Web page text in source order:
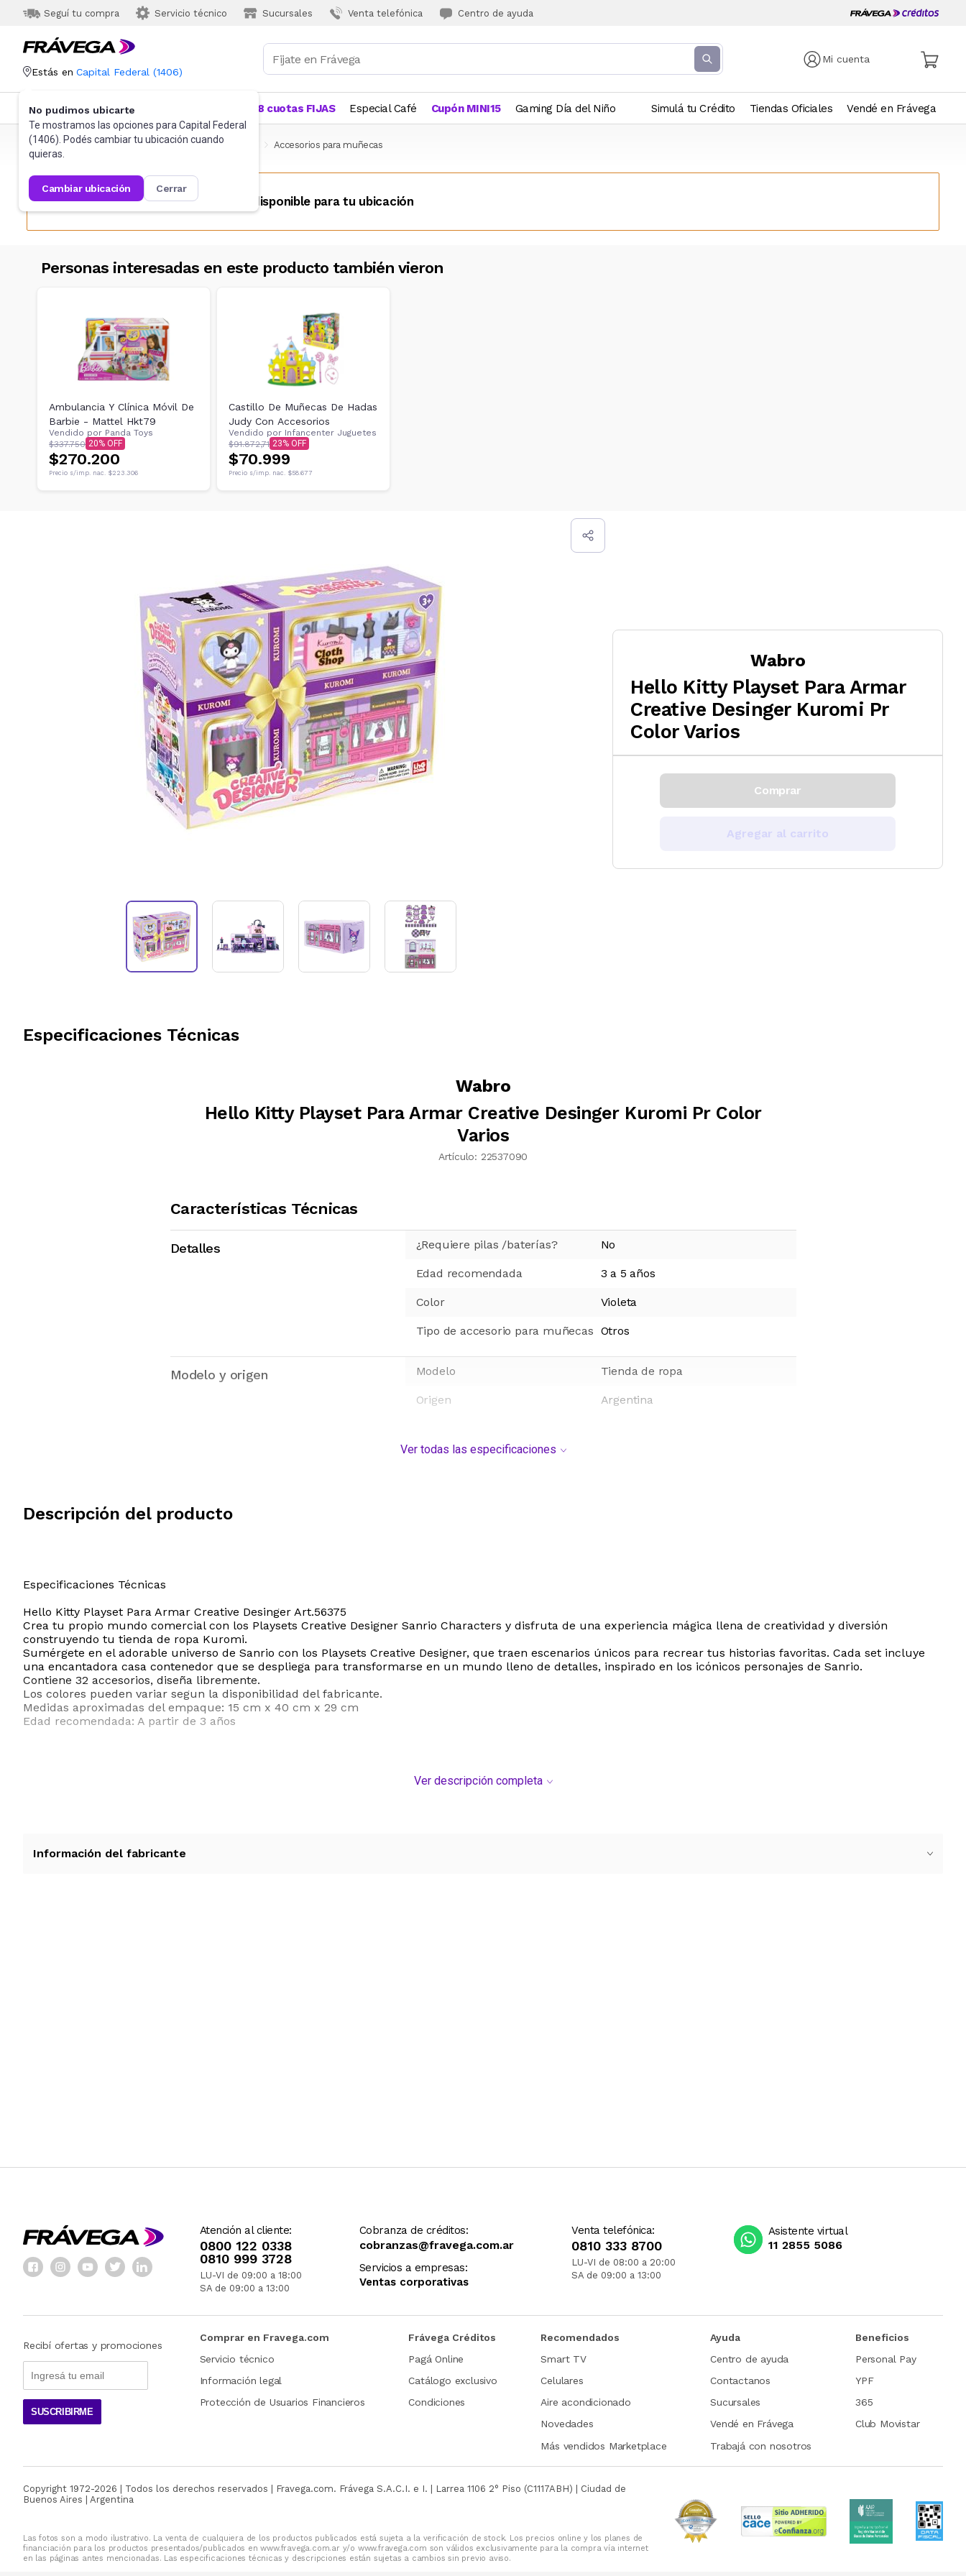
Seguí tu compra Servicio técnico Sucursales Venta telefónica Centro de ayuda
Mi cuenta
Estás en Capital Federal (1406)
No pudimos ubicarte
Te mostramos las opciones para Capital Federal
(1406). Podés cambiar tu ubicación cuando
quieras.
cambiar ubicación cerrar
Categorías Más Vendidos 18 cuotas FIJAS Especial Café Cupón MINI15 Gaming Día del Niño Simulá tu Crédito Tiendas Oficiales Vendé en Frávega
Frávega Juguetes y Juegos Muñecas y Accesorios Accesorios para muñecas
Este producto no se encuentra disponible para tu ubicación
Personas interesadas en este producto también vieron
Ambulancia Y Clínica Móvil De
Barbie - Mattel Hkt79
Vendido por Panda Toys
$337.750 20
$270.200
Precio s/imp. nac. $223.306
Castillo De Muñecas De Hadas
Judy Con Accesorios
Vendido por Infancenter Juguetes
$91.872,71 23
$70.999
Precio s/imp. nac. $58.677
Wabro
Hello Kitty Playset Para Armar
Creative Desinger Kuromi Pr
Color Varios
Comprar
Agregar al carrito
Especificaciones Técnicas
Wabro
Hello Kitty Playset Para Armar Creative Desinger Kuromi Pr Color
Varios
Artículo: 22537090
Características Técnicas
Detalles ¿Requiere pilas /baterías? No
Edad recomendada 3 a 5 años
Color Violeta
Tipo de accesorio para muñecas Otros
Modelo y origen Modelo Tienda de ropa
Origen Argentina
Ver todas las especificaciones
Descripción del producto
Especificaciones Técnicas
Hello Kitty Playset Para Armar Creative Desinger Art.56375
Crea tu propio mundo comercial con los Playsets Creative Designer Sanrio Characters y disfruta de una experiencia mágica llena de creatividad y diversión
construyendo tu tienda de ropa Kuromi.
Sumérgete en el adorable universo de Sanrio con los Playsets Creative Designer, que traen escenarios únicos para recrear tus historias favoritas. Cada set incluye
una encantadora casa contenedor que se despliega para transformarse en un mundo lleno de detalles, inspirado en los icónicos personajes de Sanrio.
Contiene 32 accesorios, diseña libremente.
Los colores pueden variar segun la disponibilidad del fabricante.
Medidas aproximadas del empaque: 15 cm x 40 cm x 29 cm
Edad recomendada: A partir de 3 años
Ver descripción completa
Información del fabricante
Atención al cliente:
0800 122 0338
0810 999 3728
LU-VI de 09:00 a 18:00
SA de 09:00 a 13:00
Cobranza de créditos:
cobranzas@fravega.com.ar
Servicios a empresas:
Ventas corporativas
Venta telefónica:
0810 333 8700
LU-VI de 08:00 a 20:00
SA de 09:00 a 13:00
Asistente virtual
11 2855 5086
Recibí ofertas y promociones
SUSCRIBIRME
Comprar en Fravega.com
Servicio técnico
Información legal
Protección de Usuarios Financieros
Frávega Créditos
Pagá Online
Catálogo exclusivo
Condiciones
Recomendados
Smart TV
Celulares
Aire acondicionado
Novedades
Más vendidos Marketplace
Ayuda
Centro de ayuda
Contactanos
Sucursales
Vendé en Frávega
Trabajá con nosotros
Beneficios
Personal Pay
YPF
365
Club Movistar
Copyright 1972-2026 | Todos los derechos reservados | Fravega.com. Frávega S.A.C.I. e I. | Larrea 1106 2° Piso (C1117ABH) | Ciudad de
Buenos Aires | Argentina
Las fotos son a modo ilustrativo. La venta de cualquiera de los productos publicados está sujeta a la verificación de stock. Los precios online y los planes de
financiación para los productos presentados/publicados en www.fravega.com.ar y/o www.fravega.com son válidos exclusivamente para la compra vía internet
en las páginas antes mencionadas. Las especificaciones técnicas y descripciones están sujetas a cambios sin previo aviso.